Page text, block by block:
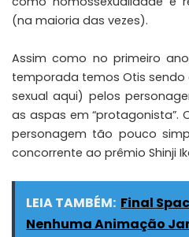
(na maioria das vezes).
Assim como no primeiro
temporada temos Otis
sexual aqui) pelos
as aspas em “protagonista”.
personagem tão pouco
concorrente ao prêmio Shinji
LEIA TAMBÉM: Final
Nenhuma Animação